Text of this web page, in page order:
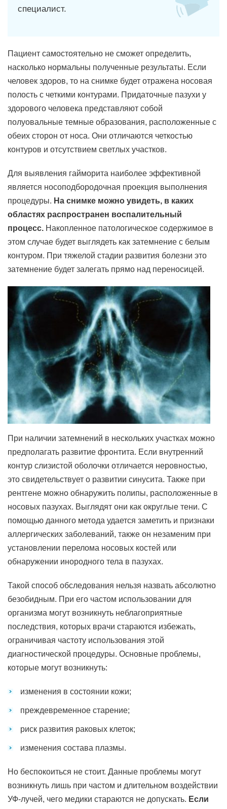
специалист.
Пациент самостоятельно не сможет определить,
насколько нормальны полученные результаты. Если
человек здоров, то на снимке будет отражена носовая
полость с четкими контурами. Придаточные пазухи у
здорового человека представляют собой
полуовальные темные образования, расположенные с
обеих сторон от носа. Они отличаются четкостью
контуров и отсутствием светлых участков.
Для выявления гайморита наиболее эффективной
является носоподбородочная проекция выполнения
процедуры. На снимке можно увидеть, в каких
областях распространен воспалительный
процесс. Накопленное патологическое содержимое в
этом случае будет выглядеть как затемнение с белым
контуром. При тяжелой стадии развития болезни это
затемнение будет залегать прямо над переносицей.
При наличии затемнений в нескольких участках можно
предполагать развитие фронтита. Если внутренний
контур слизистой оболочки отличается неровностью,
это свидетельствует о развитии синусита. Также при
рентгене можно обнаружить полипы, расположенные в
носовых пазухах. Выглядят они как округлые тени. С
помощью данного метода удается заметить и признаки
аллергических заболеваний, также он незаменим при
установлении перелома носовых костей или
обнаружении инородного тела в пазухах.
Такой способ обследования нельзя назвать абсолютно
безобидным. При его частом использовании для
организма могут возникнуть неблагоприятные
последствия, которых врачи стараются избежать,
ограничивая частоту использования этой
диагностической процедуры. Основные проблемы,
которые могут возникнуть:
изменения в состоянии кожи;
преждевременное старение;
риск развития раковых клеток;
изменения состава плазмы.
Но беспокоиться не стоит. Данные проблемы могут
возникнуть лишь при частом и длительном воздействии
УФ-лучей, чего медики стараются не допускать. Если